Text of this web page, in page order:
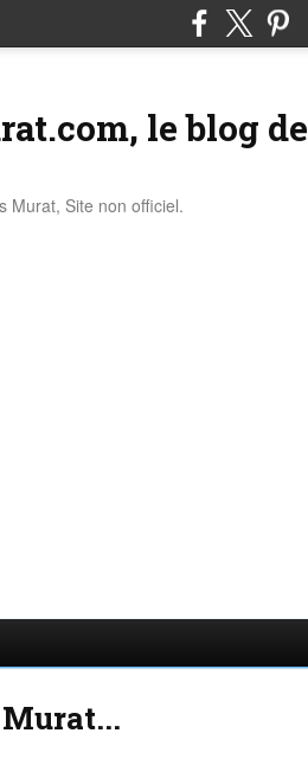
le blog de
Murat, Site non officiel.